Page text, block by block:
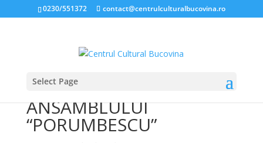
0230/551372 contact@centrulculturalbucovina.ro
Select Page
ZIUA BUCOVINEI ŞI A
ANSAMBLULUI
“PORUMBESCU”